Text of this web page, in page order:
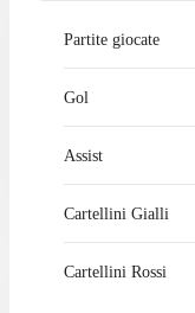
Partite giocate
Gol
Assist
Cartellini Gialli
Cartellini Rossi